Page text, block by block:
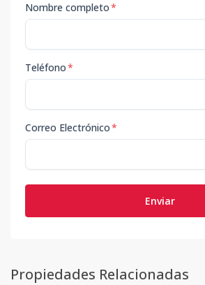
Nombre completo*
Teléfono*
Correo Electrónico*
Enviar
Propiedades Relacionadas